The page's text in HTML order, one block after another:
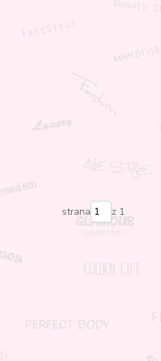
strana z 1